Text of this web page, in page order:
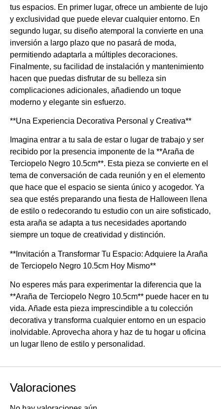
tus espacios. En primer lugar, ofrece un ambiente de lujo
y exclusividad que puede elevar cualquier entorno. En
segundo lugar, su diseño atemporal la convierte en una
inversión a largo plazo que no pasará de moda,
permitiendo adaptarla a múltiples decoraciones.
Finalmente, su facilidad de instalación y mantenimiento
hacen que puedas disfrutar de su belleza sin
complicaciones adicionales, añadiendo un toque
moderno y elegante sin esfuerzo.
**Una Experiencia Decorativa Personal y Creativa**
Imagina entrar a tu sala de estar o lugar de trabajo y ser
recibido por la presencia imponente de la **Araña de
Terciopelo Negro 10.5cm**. Esta pieza se convierte en el
tema de conversación de cada reunión y en el elemento
que hace que el espacio se sienta único y acogedor. Ya
sea que estés preparando una fiesta de Halloween llena
de estilo o redecorando tu estudio con un aire sofisticado,
esta araña se adapta a tus necesidades aportando
siempre un toque de creatividad y distinción.
**Invitación a Transformar Tu Espacio: Adquiere la Araña
de Terciopelo Negro 10.5cm Hoy Mismo**
No esperes más para experimentar la diferencia que la
**Araña de Terciopelo Negro 10.5cm** puede hacer en tu
vida. Añade esta pieza imprescindible a tu colección
decorativa y transforma cualquier entorno en un espacio
inolvidable. Aprovecha ahora y haz de tu hogar u oficina
un lugar lleno de estilo y personalidad.
Valoraciones